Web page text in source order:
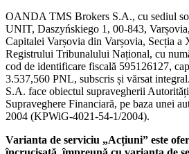
OANDA TMS Brokers S.A., cu sediul
UNIT, Daszyńskiego 1, 00-843,
Capitalei Varșovia din Varșovia, Secția a
Registrului Tribunalului Național, cu
cod de identificare fiscală 595126127,
3.537,560 PNL, subscris și vărsat
S.A. face obiectul supravegherii
Supraveghere Financiară, pe baza unei
2004 (KPWiG-4021-54-1/2004).
Varianta de serviciu „Acțiuni” este